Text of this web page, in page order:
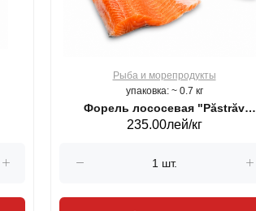
Рыба и морепродукты
упаковка: ~ 0.7 кг
Форель лососевая "Păstrăv
Moldovenesc"
235.00лей/кг